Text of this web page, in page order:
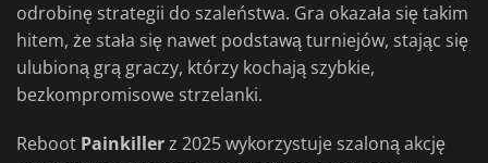
odrobinę strategii do szaleństwa. Gra okazała się takim
hitem, że stała się nawet podstawą turniejów, stając się
ulubioną grą graczy, którzy kochają szybkie,
bezkompromisowe strzelanki.
Reboot Painkillerz 2025 wykorzystuje szaloną akcję